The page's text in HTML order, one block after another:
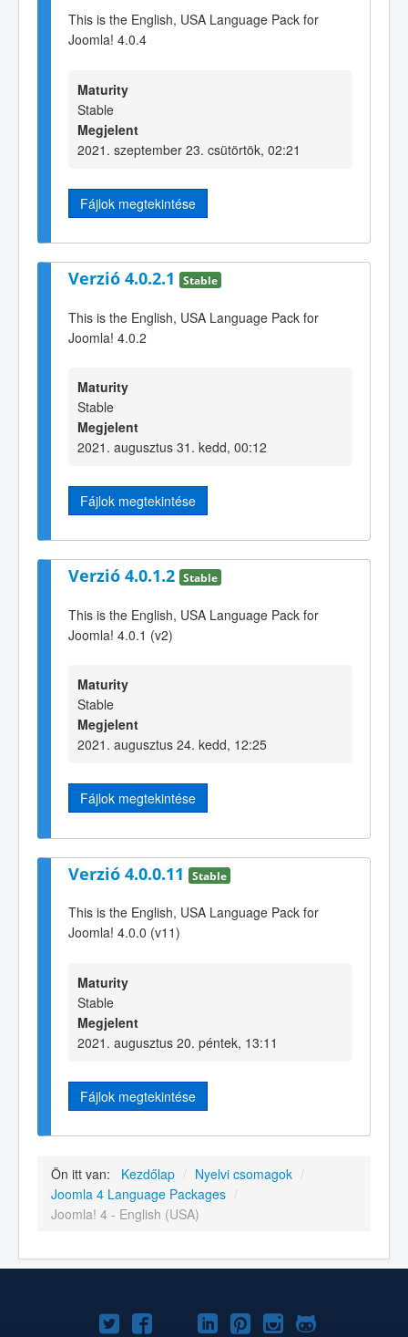
This is the English, USA Language Pack for
Joomla! 4.0.4
Maturity
Stable
Megjelent
2021. szeptember 23. csütörtök, 02:21
Fájlok megtekintése
Verzió 4.0.2.1 Stable
This is the English, USA Language Pack for
Joomla! 4.0.2
Maturity
Stable
Megjelent
2021. augusztus 31. kedd, 00:12
Fájlok megtekintése
Verzió 4.0.1.2 Stable
This is the English, USA Language Pack for
Joomla! 4.0.1 (v2)
Maturity
Stable
Megjelent
2021. augusztus 24. kedd, 12:25
Fájlok megtekintése
Verzió 4.0.0.11 Stable
This is the English, USA Language Pack for
Joomla! 4.0.0 (v11)
Maturity
Stable
Megjelent
2021. augusztus 20. péntek, 13:11
Fájlok megtekintése
Ön itt van: Kezdőlap / Nyelvi csomagok /
Joomla 4 Language Packages /
Joomla! 4 - English (USA)
Joomla!Joomla!Joomla!
Joomla!Joomla!
Joomla!Joomla!